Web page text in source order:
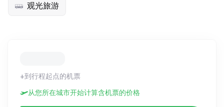
观光旅游
+到行程起点的机票
从您所在城市开始计算含机票的价格